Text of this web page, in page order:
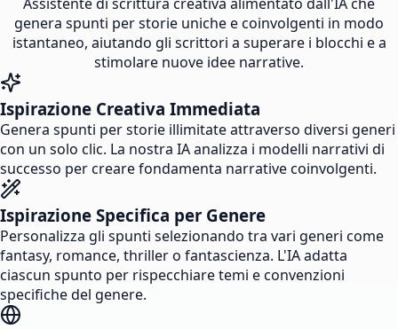
genera spunti per storie uniche e coinvolgenti in modo
istantaneo, aiutando gli scrittori a superare i blocchi e a
stimolare nuove idee narrative.
Ispirazione Creativa Immediata
Genera spunti per storie illimitate attraverso diversi generi
con un solo clic. La nostra IA analizza i modelli narrativi di
successo per creare fondamenta narrative coinvolgenti.
Ispirazione Specifica per Genere
Personalizza gli spunti selezionando tra vari generi come
fantasy, romance, thriller o fantascienza. L'IA adatta
ciascun spunto per rispecchiare temi e convenzioni
specifiche del genere.